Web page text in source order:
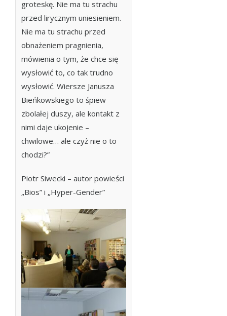
groteskę. Nie ma tu strachu
przed lirycznym uniesieniem.
Nie ma tu strachu przed
obnażeniem pragnienia,
mówienia o tym, że chce się
wysłowić to, co tak trudno
wysłowić. Wiersze Janusza
Bieńkowskiego to śpiew
zbolałej duszy, ale kontakt z
nimi daje ukojenie –
chwilowe… ale czyż nie o to
chodzi?”
Piotr Siwecki – autor powieści
„Bios” i „Hyper-Gender”